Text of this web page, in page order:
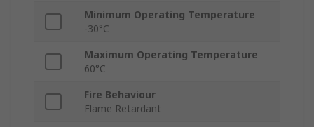
Minimum Operating Temperature
-30°C
Maximum Operating Temperature
60°C
Fire Behaviour
Flame Retardant